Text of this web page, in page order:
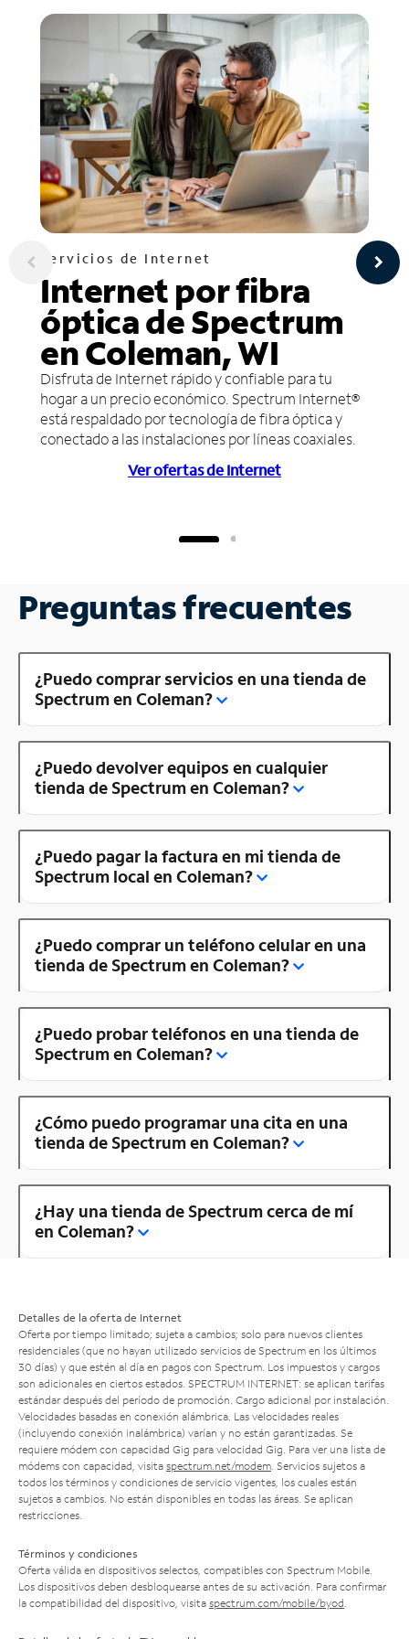
Servicios de Internet
Internet por fibra
óptica de Spectrum
en Coleman, WI
Disfruta de Internet rápido y confiable para tu
hogar a un precio económico. Spectrum Internet®
está respaldado por tecnología de fibra óptica y
conectado a las instalaciones por líneas coaxiales.
Ver ofertas de Internet
Preguntas frecuentes
¿Puedo comprar servicios en una tienda de
Spectrum en Coleman?
¿Puedo devolver equipos en cualquier
tienda de Spectrum en Coleman?
¿Puedo pagar la factura en mi tienda de
Spectrum local en Coleman?
¿Puedo comprar un teléfono celular en una
tienda de Spectrum en Coleman?
¿Puedo probar teléfonos en una tienda de
Spectrum en Coleman?
¿Cómo puedo programar una cita en una
tienda de Spectrum en Coleman?
¿Hay una tienda de Spectrum cerca de mí
en Coleman?
Detalles de la oferta de Internet
Oferta por tiempo limitado; sujeta a cambios; solo para nuevos clientes
residenciales (que no hayan utilizado servicios de Spectrum en los últimos
30 días) y que estén al día en pagos con Spectrum. Los impuestos y cargos
son adicionales en ciertos estados. SPECTRUM INTERNET: se aplican tarifas
estándar después del período de promoción. Cargo adicional por instalación.
Velocidades basadas en conexión alámbrica. Las velocidades reales
(incluyendo conexión inalámbrica) varían y no están garantizadas. Se
requiere módem con capacidad Gig para velocidad Gig. Para ver una lista de
módems con capacidad, visita spectrum.net/modem . Servicios sujetos a
todos los términos y condiciones de servicio vigentes, los cuales están
sujetos a cambios. No están disponibles en todas las áreas. Se aplican
restricciones.
Términos y condiciones
Oferta válida en dispositivos selectos, compatibles con Spectrum Mobile.
Los dispositivos deben desbloquearse antes de su activación. Para confirmar
la compatibilidad del dispositivo, visita spectrum.com/mobile/byod